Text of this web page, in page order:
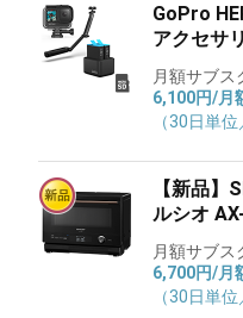
GoPro
アクセサ
月額サブス
6,100円/月
（30日単
【新品】
ルシオ
月額サブス
6,700円/月
（30日単